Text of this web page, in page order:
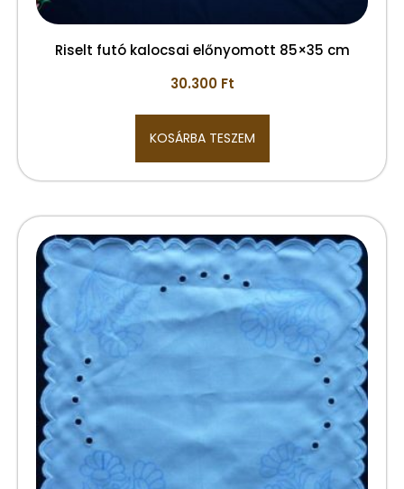
Riselt futó kalocsai előnyomott 85×35 cm
30.300 Ft
KOSÁRBA TESZEM